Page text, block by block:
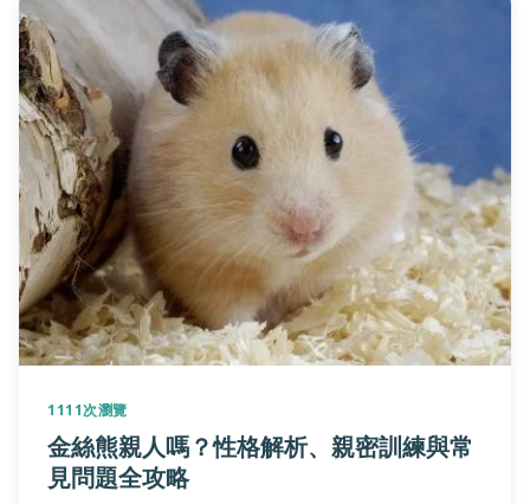
1111次瀏覽
金絲熊親人嗎？性格解析、親密訓練與常
見問題全攻略